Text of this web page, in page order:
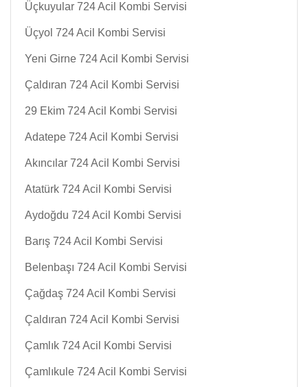
Üçkuyular 724 Acil Kombi Servisi
Üçyol 724 Acil Kombi Servisi
Yeni Girne 724 Acil Kombi Servisi
Çaldıran 724 Acil Kombi Servisi
29 Ekim 724 Acil Kombi Servisi
Adatepe 724 Acil Kombi Servisi
Akıncılar 724 Acil Kombi Servisi
Atatürk 724 Acil Kombi Servisi
Aydoğdu 724 Acil Kombi Servisi
Barış 724 Acil Kombi Servisi
Belenbaşı 724 Acil Kombi Servisi
Çağdaş 724 Acil Kombi Servisi
Çaldıran 724 Acil Kombi Servisi
Çamlık 724 Acil Kombi Servisi
Çamlıkule 724 Acil Kombi Servisi